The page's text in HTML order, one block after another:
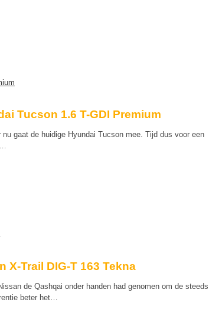
Tucson 1.6 T-GDI Premium
nu gaat de huidige Hyundai Tucson mee. Tijd dus voor een
X-Trail DIG-T 163 Tekna
de Qashqai onder handen had genomen om de steeds
beter het…